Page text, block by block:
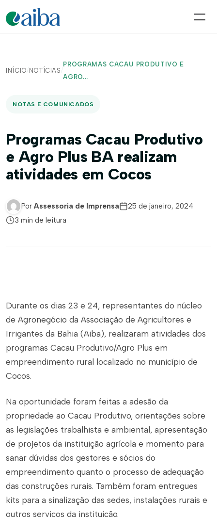
INÍCIO/ NOTÍCIAS /
PROGRAMAS CACAU PRODUTIVO E
AGRO...
NOTAS E COMUNICADOS
Programas Cacau Produtivo
e Agro Plus BA realizam
atividades em Cocos
Por Assessoria de Imprensa
25 de janeiro, 2024
3 min de leitura
Durante os dias 23 e 24, representantes do núcleo
de Agronegócio da Associação de Agricultores e
Irrigantes da Bahia (Aiba), realizaram atividades dos
programas Cacau Produtivo/Agro Plus em
empreendimento rural localizado no município de
Cocos.
Na oportunidade foram feitas a adesão da
propriedade ao Cacau Produtivo, orientações sobre
as legislações trabalhista e ambiental, apresentação
de projetos da instituição agrícola e momento para
sanar dúvidas dos gestores e sócios do
empreendimento quanto o processo de adequação
das construções rurais. Também foram entregues
kits para a sinalização das sedes, instalações rurais e
outros serviços da instituição.